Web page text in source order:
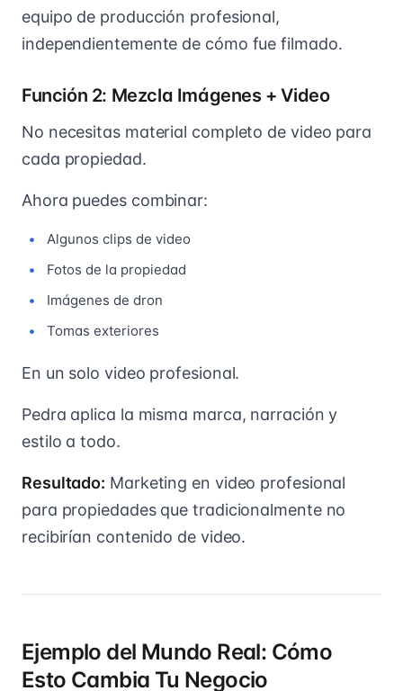
equipo de producción profesional,
independientemente de cómo fue filmado.
Función 2: Mezcla Imágenes + Video
No necesitas material completo de video para
cada propiedad.
Ahora puedes combinar:
Algunos clips de video
Fotos de la propiedad
Imágenes de dron
Tomas exteriores
En un solo video profesional.
Pedra aplica la misma marca, narración y
estilo a todo.
Resultado: Marketing en video profesional
para propiedades que tradicionalmente no
recibirían contenido de video.
Ejemplo del Mundo Real: Cómo
Esto Cambia Tu Negocio